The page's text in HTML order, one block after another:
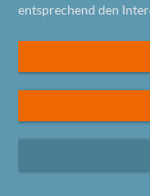
entsprechend den